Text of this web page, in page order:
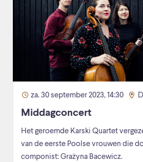
za. 30 september 2023, 14:30
Middagconcert
Het geroemde Karski Quartet
van de eerste Poolse vrouwen die
componist: Grażyna Bacewicz.